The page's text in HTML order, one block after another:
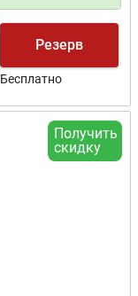
Резерв
Бесплатно
Получить
скидку